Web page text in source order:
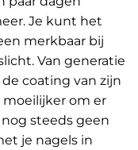
Je kunt het
merkbaar bij
Van generatie
coating van zijn
om er
steeds geen
je nagels in